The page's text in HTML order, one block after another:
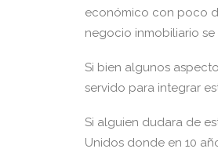
económico con poco
negocio inmobiliario
Si bien algunos
servido para integrar
Si alguien dudara de
Unidos donde en 10